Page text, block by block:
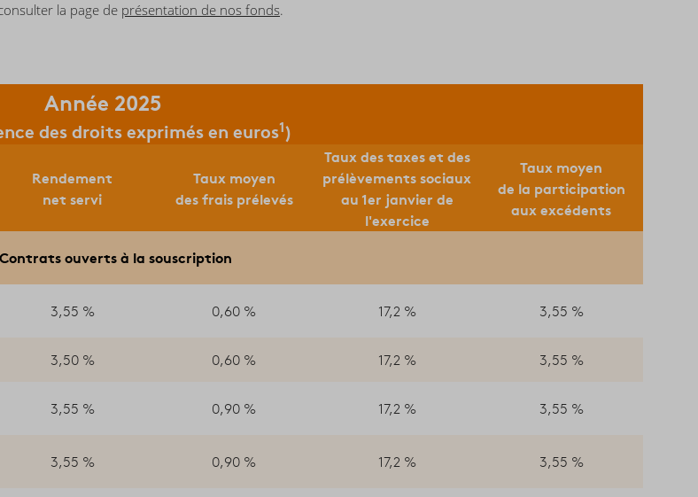
la page de présentation de nos fonds.
Année 2025
des droits exprimés en euros1)
Rendement
net servi
Taux moyen
des frais prélevés
Taux des taxes et des
prélèvements sociaux
au 1er janvier de
l'exercice
Taux moyen
de la participation
aux excédents
Contrats ouverts à la souscription
3,55 % 0,60 % 17,2 % 3,55 %
3,50 % 0,60 % 17,2 % 3,55 %
3,55 % 0,90 % 17,2 % 3,55 %
3,55 % 0,90 % 17,2 % 3,55 %